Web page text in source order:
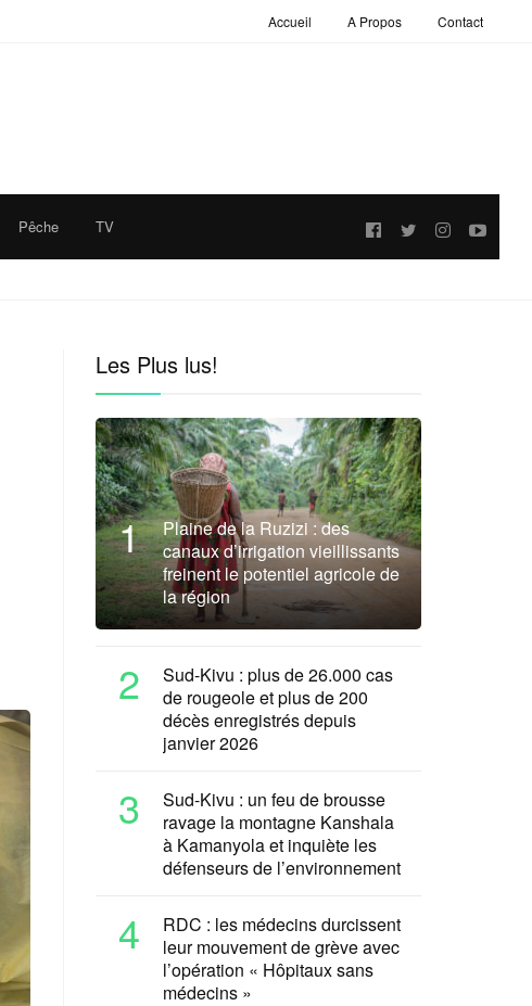
Accueil A Propos Contact
Pêche TV Follow
Les Plus lus!
1
Plaine de la Ruzizi : des
canaux d’irrigation vieillissants
freinent le potentiel agricole de
la région
2
Sud-Kivu : plus de 26.000 cas
de rougeole et plus de 200
décès enregistrés depuis
janvier 2026
3
Sud-Kivu : un feu de brousse
ravage la montagne Kanshala
à Kamanyola et inquiète les
défenseurs de l’environnement
4
RDC : les médecins durcissent
leur mouvement de grève avec
l’opération « Hôpitaux sans
médecins »